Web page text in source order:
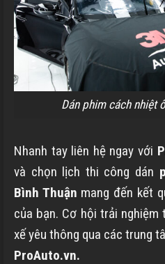
Dán phim cách nhiệt
Nhanh tay liên hệ ngay với
và chọn lịch thi công dán
Bình Thuận mang đến kết
của bạn. Cơ hội trải
xế yêu thông qua các trung
ProAuto.vn.